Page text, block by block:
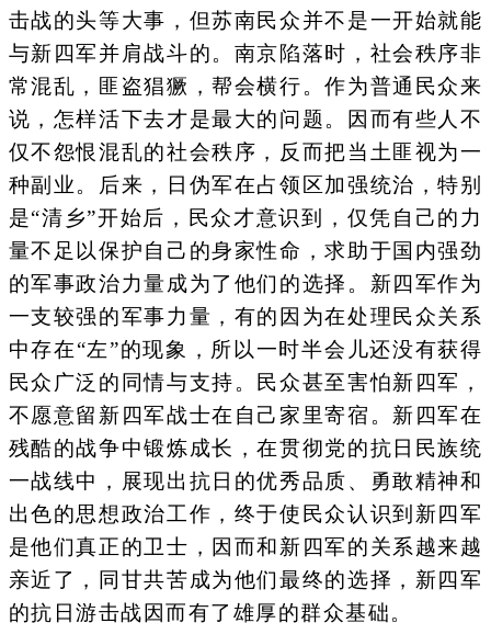
击战的头等大事，但苏南民众并不是一开始就能
与新四军并肩战斗的。南京陷落时，社会秩序非
常混乱，匪盗猖獗，帮会横行。作为普通民众来
说，怎样活下去才是最大的问题。因而有些人不
仅不怨恨混乱的社会秩序，反而把当土匪视为一
种副业。后来，日伪军在占领区加强统治，特别
是“清乡”开始后，民众才意识到，仅凭自己的力
量不足以保护自己的身家性命，求助于国内强劲
的军事政治力量成为了他们的选择。新四军作为
一支较强的军事力量，有的因为在处理民众关系
中存在“左”的现象，所以一时半会儿还没有获得
民众广泛的同情与支持。民众甚至害怕新四军，
不愿意留新四军战士在自己家里寄宿。新四军在
残酷的战争中锻炼成长，在贯彻党的抗日民族统
一战线中，展现出抗日的优秀品质、勇敢精神和
出色的思想政治工作，终于使民众认识到新四军
是他们真正的卫士，因而和新四军的关系越来越
亲近了，同甘共苦成为他们最终的选择，新四军
的抗日游击战因而有了雄厚的群众基础。